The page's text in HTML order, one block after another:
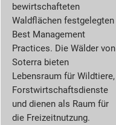
bewirtschafteten
Waldflächen festgelegten
Best Management
Practices. Die Wälder von
Soterra bieten
Lebensraum für Wildtiere,
Forstwirtschaftsdienste
und dienen als Raum für
die Freizeitnutzung.